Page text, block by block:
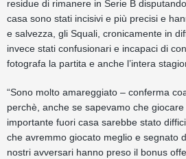
residue di rimanere in Serie B
casa sono stati incisivi e più precisi e
e salvezza, gli Squali, cronicamente in
invece stati confusionari e incapaci di
fotografa la partita e anche l’intera
“Sono molto amareggiato – conferma
perchè, anche se sapevamo che
importante fuori casa sarebbe stato
che avremmo giocato meglio e segnato
nostri avversari hanno preso il bonus